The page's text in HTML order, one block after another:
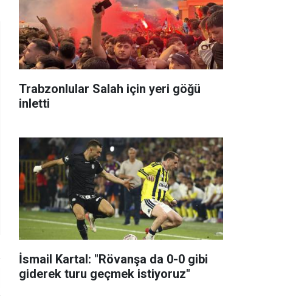
Trabzonlular Salah için yeri göğü
inletti
İsmail Kartal: "Rövanşa da 0-0 gibi
giderek turu geçmek istiyoruz"